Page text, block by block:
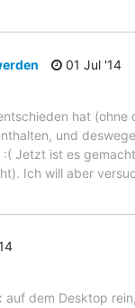
01 Jul '14
hat
und
Jetzt ist es
Ich will aber
dem Desktop